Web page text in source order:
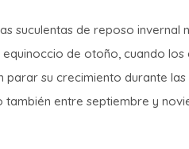
suculentas de reposo invernal
de otoño, cuando los
parar su crecimiento durante
entre septiembre y